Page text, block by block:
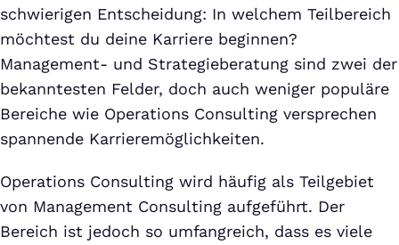
schwierigen Entscheidung: In welchem Teilbereich
möchtest du deine Karriere beginnen?
Management- und Strategieberatung sind zwei der
bekanntesten Felder, doch auch weniger populäre
Bereiche wie Operations Consulting versprechen
spannende Karrieremöglichkeiten.
Operations Consulting wird häufig als Teilgebiet
von Management Consulting aufgeführt. Der
Bereich ist jedoch so umfangreich, dass es viele